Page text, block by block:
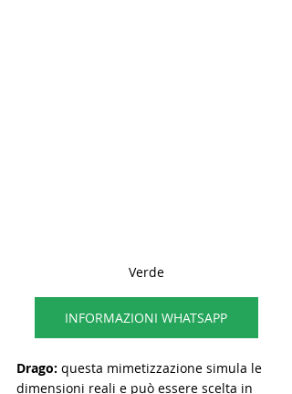
Verde
INFORMAZIONI WHATSAPP
Drago: questa mimetizzazione simula le
dimensioni reali e può essere scelta in